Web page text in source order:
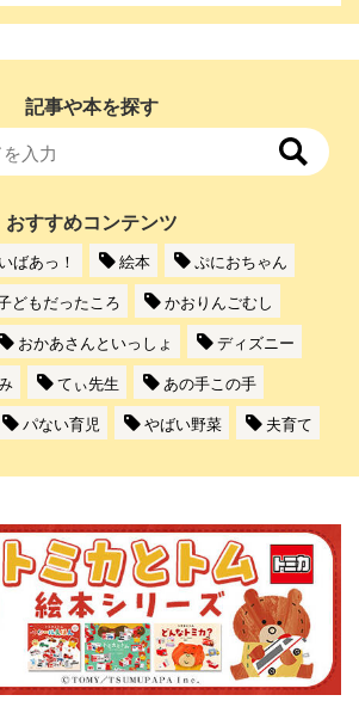
記事や本を探す
おすすめコンテンツ
ばあっ！ 絵本
ぷにおちゃん
どもだったころ
かおりんごむし
おかあさんといっしょ
ディズニー
てぃ先生
あの手この手
パない育児 やばい野菜 夫育て